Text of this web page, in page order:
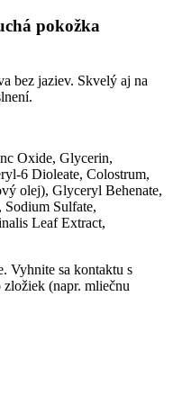
pokožka
bez jaziev. Skvelý aj na
Oxide, Glycerin,
6 Dioleate, Colostrum,
olej), Glyceryl Behenate,
Sodium Sulfate,
Leaf Extract,
Vyhnite sa kontaktu s
(napr. mliečnu